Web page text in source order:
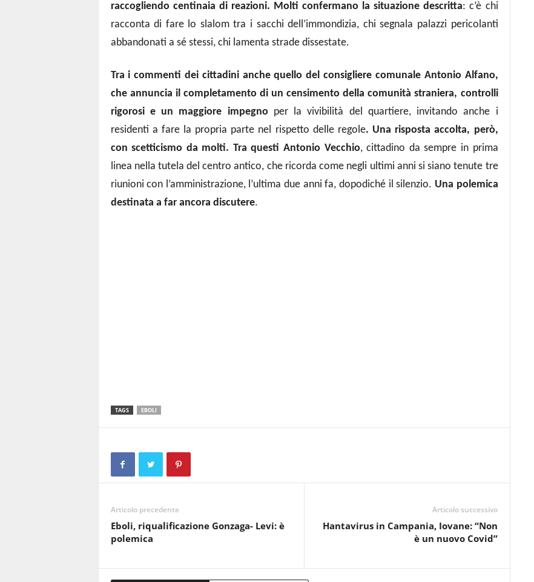
raccogliendo centinaia di reazioni. Molti confermano la situazione descritta: c’è chi
racconta di fare lo slalom tra i sacchi dell’immondizia, chi segnala palazzi pericolanti
abbandonati a sé stessi, chi lamenta strade dissestate.
Tra i commenti dei cittadini anche quello del consigliere comunale Antonio Alfano,
che annuncia il completamento di un censimento della comunità straniera, controlli
rigorosi e un maggiore impegno per la vivibilità del quartiere, invitando anche i
residenti a fare la propria parte nel rispetto delle regole. Una risposta accolta, però,
con scetticismo da molti. Tra questi Antonio Vecchio, cittadino da sempre in prima
linea nella tutela del centro antico, che ricorda come negli ultimi anni si siano tenute tre
riunioni con l’amministrazione, l’ultima due anni fa, dopodiché il silenzio. Una polemica
destinata a far ancora discutere.
TAGS EBOLI
Articolo precedente
Eboli, riqualificazione Gonzaga- Levi: è
polemica
Articolo successivo
Hantavirus in Campania, Iovane: “Non
è un nuovo Covid”